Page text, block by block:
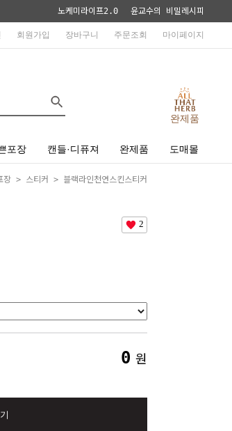
노케미라이프2.0 윤교수의 비밀레시피
회원가입 장바구니 주문조회 마이페이지
완제품
포장 캔들·디퓨져 완제품 도매몰
장 > 스티커 > 블랙라인천연스킨스티커
2
0 원